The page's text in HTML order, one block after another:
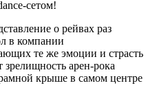
сетом!
о рейвах раз
в компании
те же эмоции и страсть
арен-рока
крыше в самом центре